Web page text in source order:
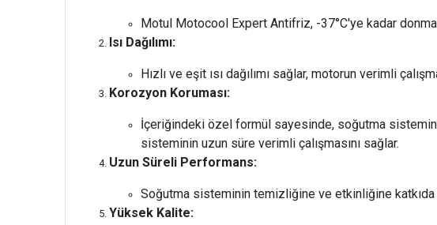
Motul Motocool Expert Antifriz, -37°C'ye kadar donma
Isı Dağılımı:
Hızlı ve eşit ısı dağılımı sağlar, motorun verimli
Korozyon Koruması:
İçeriğindeki özel formül sayesinde, soğutma
sisteminin uzun süre verimli çalışmasını sağlar.
Uzun Süreli Performans:
Soğutma sisteminin temizliğine ve etkinliğine katkıda
Yüksek Kalite: